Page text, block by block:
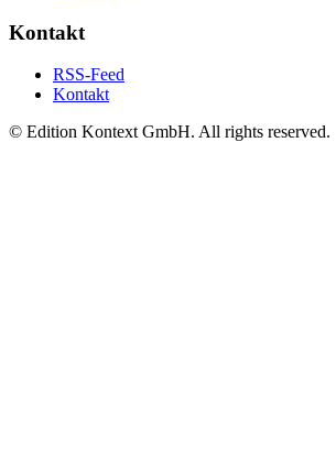
Kontakt
RSS-Feed
Kontakt
© Edition Kontext GmbH. All rights reserved.